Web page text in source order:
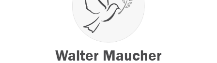
Walter Maucher